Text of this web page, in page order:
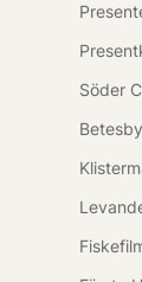
Söder